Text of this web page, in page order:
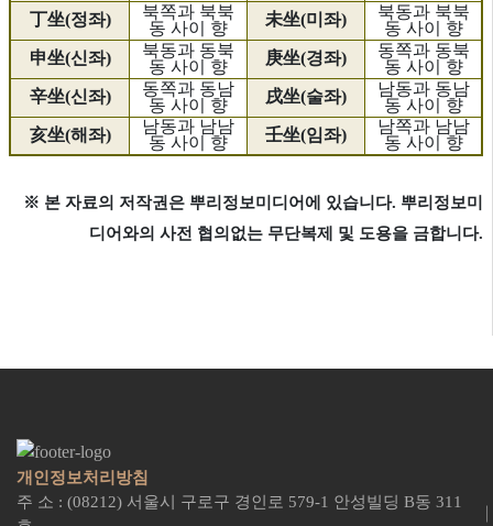
丁坐(정좌)
북쪽과 북북
동 사이 향
未坐(미좌)
북동과 북북
동 사이 향
申坐(신좌)
북동과 동북
동 사이 향
庚坐(경좌)
동쪽과 동북
동 사이 향
辛坐(신좌)
동쪽과 동남
동 사이 향
戌坐(술좌)
남동과 동남
동 사이 향
亥坐(해좌)
남동과 남남
동 사이 향
壬坐(임좌)
남쪽과 남남
동 사이 향
※ 본 자료의 저작권은 뿌리정보미디어에 있습니다. 뿌리정보미
디어와의 사전 협의없는 무단복제 및 도용을 금합니다.
개인정보처리방침
주 소 : (08212) 서울시 구로구 경인로 579-1 안성빌딩 B동 311